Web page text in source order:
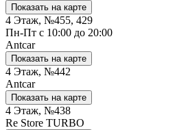
Показать на карте
4 Этаж, №455, 429
Пн-Пт с 10:00 до 20:00
Antcar
Показать на карте
4 Этаж, №442
Antcar
Показать на карте
4 Этаж, №438
Re Store TURBO